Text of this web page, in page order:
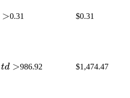
>0.31 $0.31
td >986.92 $1,474.47